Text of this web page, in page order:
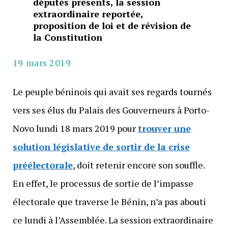
extraordinaire reportée,
proposition de loi et de révision de
la Constitution
19 mars 2019
Le peuple béninois qui avait ses regards tournés
vers ses élus du Palais des Gouverneurs à Porto-
Novo lundi 18 mars 2019 pourtrouver une
solution législative de sortir de la crise
préélectorale, doit retenir encore son souffle.
En effet, le processus de sortie de l’impasse
électorale que traverse le Bénin, n’a pas abouti
ce lundi à l’Assemblée. La session extraordinaire